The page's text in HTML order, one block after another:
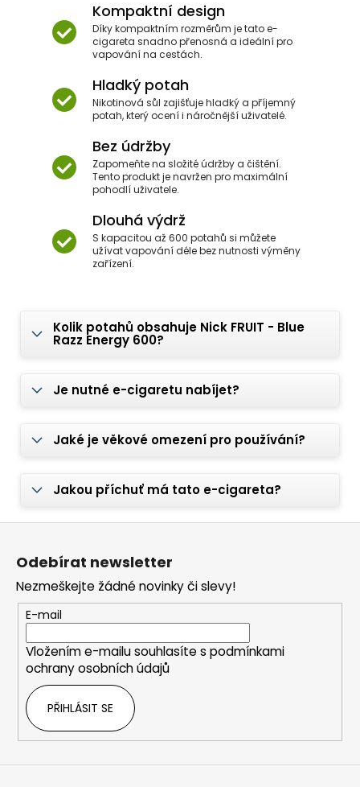
Kompaktní design
Díky kompaktním rozměrům je tato e-
cigareta snadno přenosná a ideální pro
vapování na cestách.
Hladký potah
Nikotinová sůl zajišťuje hladký a příjemný
potah, který ocení i náročnější uživatelé.
Bez údržby
Zapomeňte na složité údržby a čištění.
Tento produkt je navržen pro maximální
pohodlí uživatele.
Dlouhá výdrž
S kapacitou až 600 potahů si můžete
užívat vapování déle bez nutnosti výměny
zařízení.
Kolik potahů obsahuje Nick FRUIT - Blue
Razz Energy 600?
Je nutné e-cigaretu nabíjet?
Jaké je věkové omezení pro používání?
Jakou příchuť má tato e-cigareta?
Odebírat newsletter
Nezmeškejte žádné novinky či slevy!
E-mail
Vložením e-mailu souhlasíte s podmínkami
ochrany osobních údajů
PŘIHLÁSIT SE